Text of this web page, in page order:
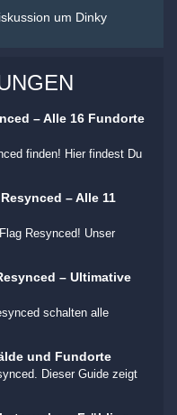
um Dinky
– Alle 16 Fundorte
finden! Hier findest Du
– Alle 11
Resynced! Unser
– Ultimative
schalten alle
und Fundorte
Dieser Guide zeigt